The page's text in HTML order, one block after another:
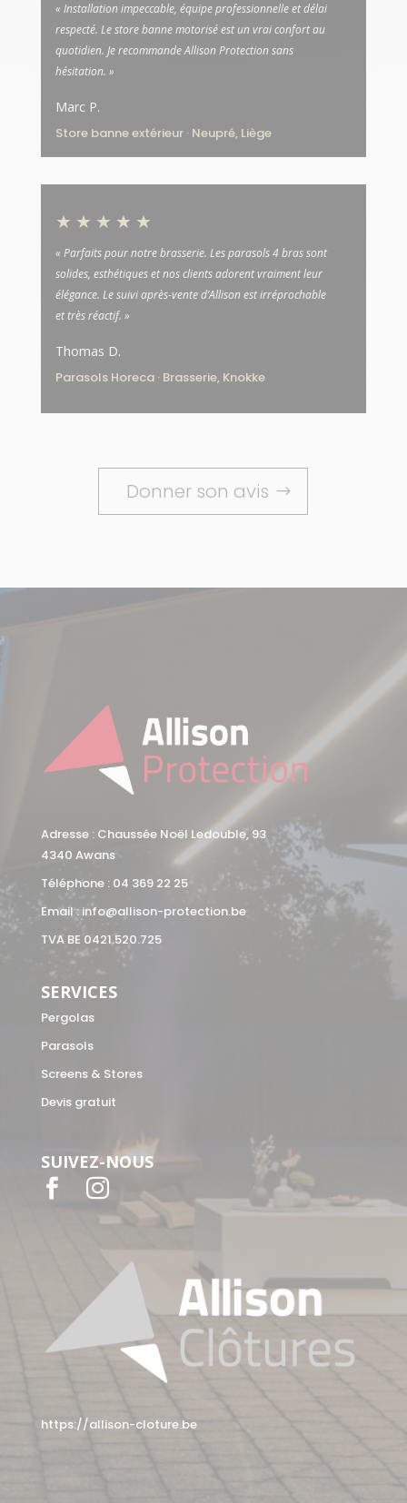
« Installation impeccable, équipe professionnelle et délai
respecté. Le store banne motorisé est un vrai confort au
quotidien. Je recommande Allison Protection sans
hésitation. »
Marc P.
Store banne extérieur · Neupré, Liège
★★★★★
« Parfaits pour notre brasserie. Les parasols 4 bras sont
solides, esthétiques et nos clients adorent vraiment leur
élégance. Le suivi après-vente d’Allison est irréprochable
et très réactif. »
Thomas D.
Parasols Horeca · Brasserie, Knokke
Donner son avis
Adresse : Chaussée Noël Ledouble, 93
4340 Awans
Téléphone : 04 369 22 25
Email : info@allison-protection.be
TVA BE 0421.520.725
SERVICES
Pergolas
Parasols
Screens & Stores
Devis gratuit
SUIVEZ-NOUS
 
https://allison-cloture.be